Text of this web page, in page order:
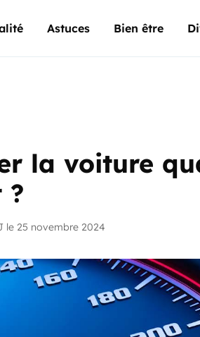
Astuces Bien être
la voiture
?
le 25 novembre 2024